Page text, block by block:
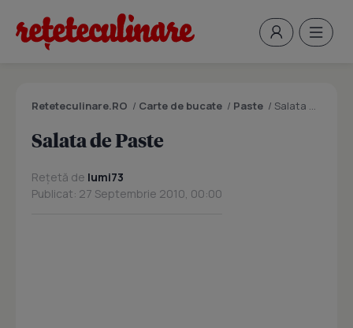
Reteteculinare.RO / Carte de bucate / Paste / Salata de Paste
Salata de Paste
Rețetă de lumi73
Publicat: 27 Septembrie 2010, 00:00